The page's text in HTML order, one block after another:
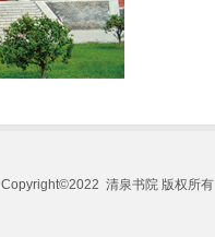
Copyright©2022 清泉书院 版权所有